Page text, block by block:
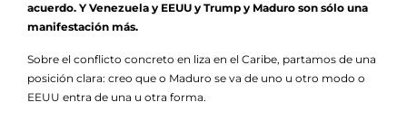
acuerdo. Y Venezuela y EEUU y Trump y Maduro son sólo una
manifestación más.
Sobre el conflicto concreto en liza en el Caribe, partamos de una
posición clara: creo que o Maduro se va de uno u otro modo o
EEUU entra de una u otra forma.